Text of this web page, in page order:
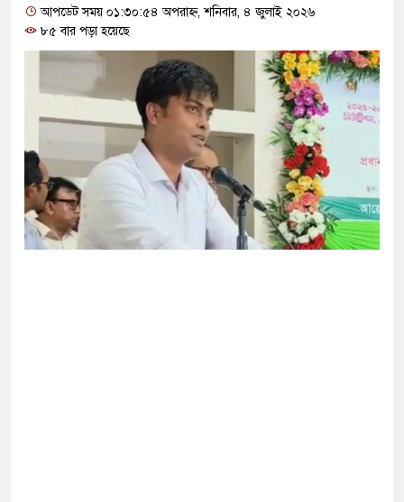
দিলেন জামায়াত বহিষ্কাকৃত গাজী নজরুলের ১২
দায়ী থাকবে জামায়াত-এনসিপি: রাশেদ খাঁন
হারিয়েছে বর্তমান সরকার: নাহিদ ইসলাম
করতে ন্যাটোভুক্ত দেশে হামলা চালাতে পারে রাশিয়া
আপডেট সময় ০১:৩০:৫৪ অপরাহ্ন, শনিবার, ৪ জুলাই ২০২৬
৮৫ বার পড়া হয়েছে